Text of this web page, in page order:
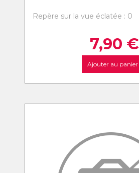
Repère sur la vue éclatée : 0
7,90 €
Ajouter au panier